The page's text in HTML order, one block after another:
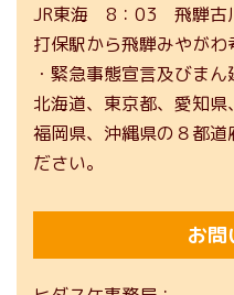
JR東海 8：03 飛騨
打保駅から飛騨みやが
・緊急事態宣言及びま
北海道、東京都、愛知県
福岡県、沖縄県の８都道
ださい。
お問